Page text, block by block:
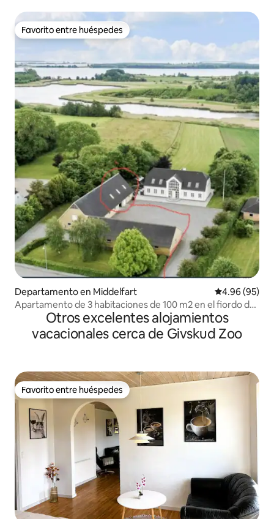
Favorito entre huéspedes
Favorito entre huéspedes
Departamento en Middelfart Calificación
4.96 (95)
Apartamento de 3 habitaciones de 100 m2 en el fiordo de
GamborgOtros excelentes alojamientos
vacacionales cerca de Givskud Zoo
Favorito entre huéspedes
Favorito entre huéspedes